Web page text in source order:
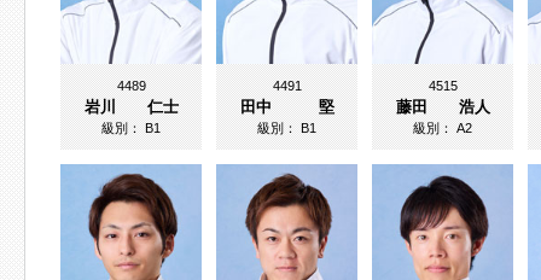
4489
岩川 仁士
級別：B1
4491
田中 堅
級別：B1
4515
藤田 浩人
級別：A2